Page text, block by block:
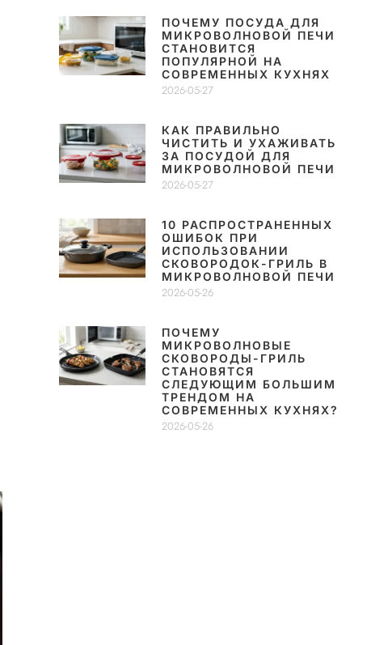
ПОЧЕМУ ПОСУДА ДЛЯ
МИКРОВОЛНОВОЙ ПЕЧИ
СТАНОВИТСЯ
ПОПУЛЯРНОЙ НА
СОВРЕМЕННЫХ КУХНЯХ
2026-05-27
КАК ПРАВИЛЬНО
ЧИСТИТЬ И УХАЖИВАТЬ
ЗА ПОСУДОЙ ДЛЯ
МИКРОВОЛНОВОЙ ПЕЧИ
2026-05-27
10 РАСПРОСТРАНЕННЫХ
ОШИБОК ПРИ
ИСПОЛЬЗОВАНИИ
СКОВОРОДОК-ГРИЛЬ В
МИКРОВОЛНОВОЙ ПЕЧИ
2026-05-26
ПОЧЕМУ
МИКРОВОЛНОВЫЕ
СКОВОРОДЫ-ГРИЛЬ
СТАНОВЯТСЯ
СЛЕДУЮЩИМ БОЛЬШИМ
ТРЕНДОМ НА
СОВРЕМЕННЫХ КУХНЯХ?
2026-05-26